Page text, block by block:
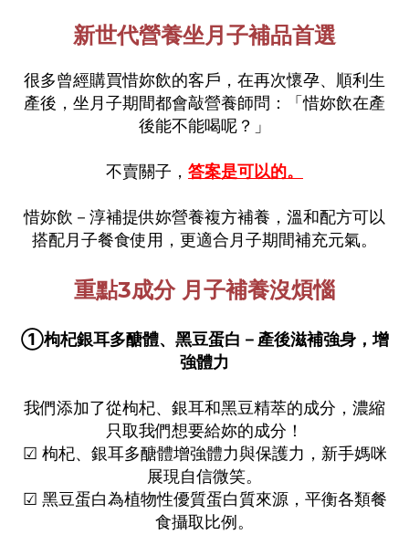
新世代營養坐月子補品首選
很多曾經購買惜妳飲的客戶，在再次懷孕、順利生
產後，坐月子期間都會敲營養師問：「惜妳飲在產
後能不能喝呢？」
不賣關子， 答案是可以的。
惜妳飲－淳補提供妳營養複方補養，溫和配方可以
搭配月子餐食使用 ， 更適合月子期間補充元氣。
重點3成分 月子補養沒煩惱
①枸杞銀耳多醣體、黑豆蛋白－產後滋補強身，增
強體力
我們添加了­從枸杞、銀耳和黑豆精萃的成分，濃縮
只取我們想要給妳的成分！
☑ 枸杞、銀耳多醣體增強體力與保護力，新手媽咪
展現自信微笑。
­☑ 黑豆蛋白為植物性優質蛋白質來源，平衡各類餐
食攝取比例。